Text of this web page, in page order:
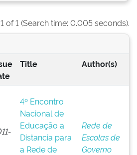
of 1 (Search time: 0.005 seconds).
Title Author(s)
4º Encontro
Nacional de
Educação a
Distancia para
a Rede de
Rede de
Escolas de
Governo